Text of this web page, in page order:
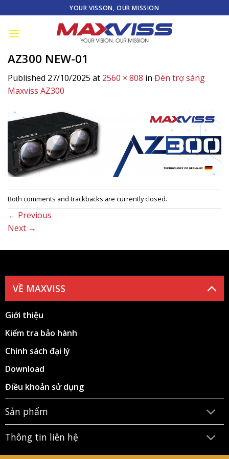
to
content
YOUR VISSON, OUR MISSION
AZ300 NEW-01
Published 27/10/2025 at 2560 × 808 in Đèn trợ sáng
Maxviss AZ300
Both comments and trackbacks are currently closed.
← Previous
Next →
VỀ MAXVISS
Giới thiệu
Kiểm tra bảo hành
Chính sách đại lý
Download
Điều khoản sử dụng
Sản phẩm
Thông tin liên hệ